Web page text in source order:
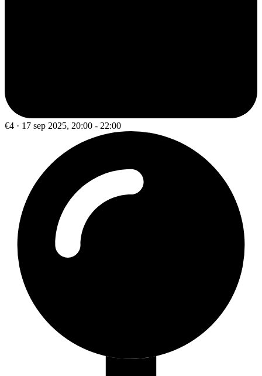
€4 · 17 sep 2025, 20:00 - 22:00